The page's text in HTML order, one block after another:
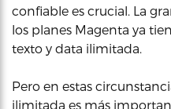
confiable es crucial. La
los planes Magenta ya
texto y data ilimitada.
Pero en estas
ilimitada es más